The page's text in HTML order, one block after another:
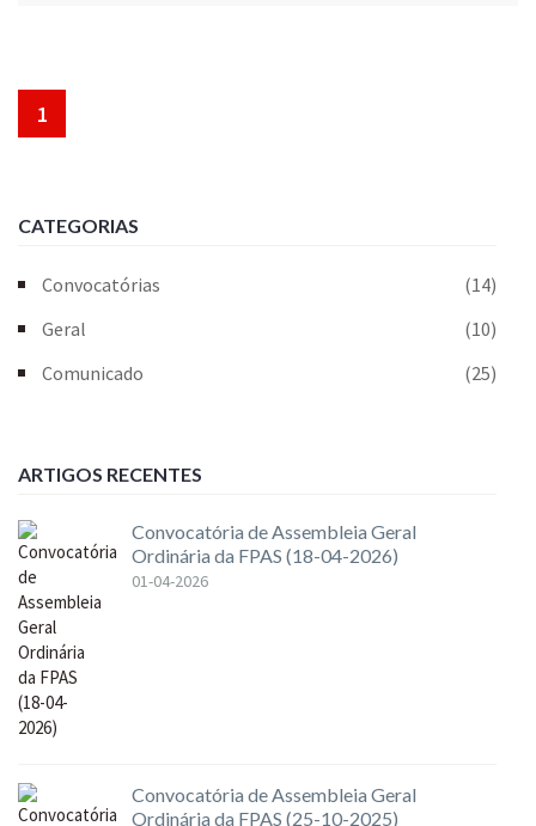
1
CATEGORIAS
Convocatórias
(14)
Geral
(10)
Comunicado
(25)
ARTIGOS RECENTES
Convocatória de Assembleia Geral
Ordinária da FPAS (18-04-2026)
01-04-2026
Convocatória de Assembleia Geral
Ordinária da FPAS (25-10-2025)